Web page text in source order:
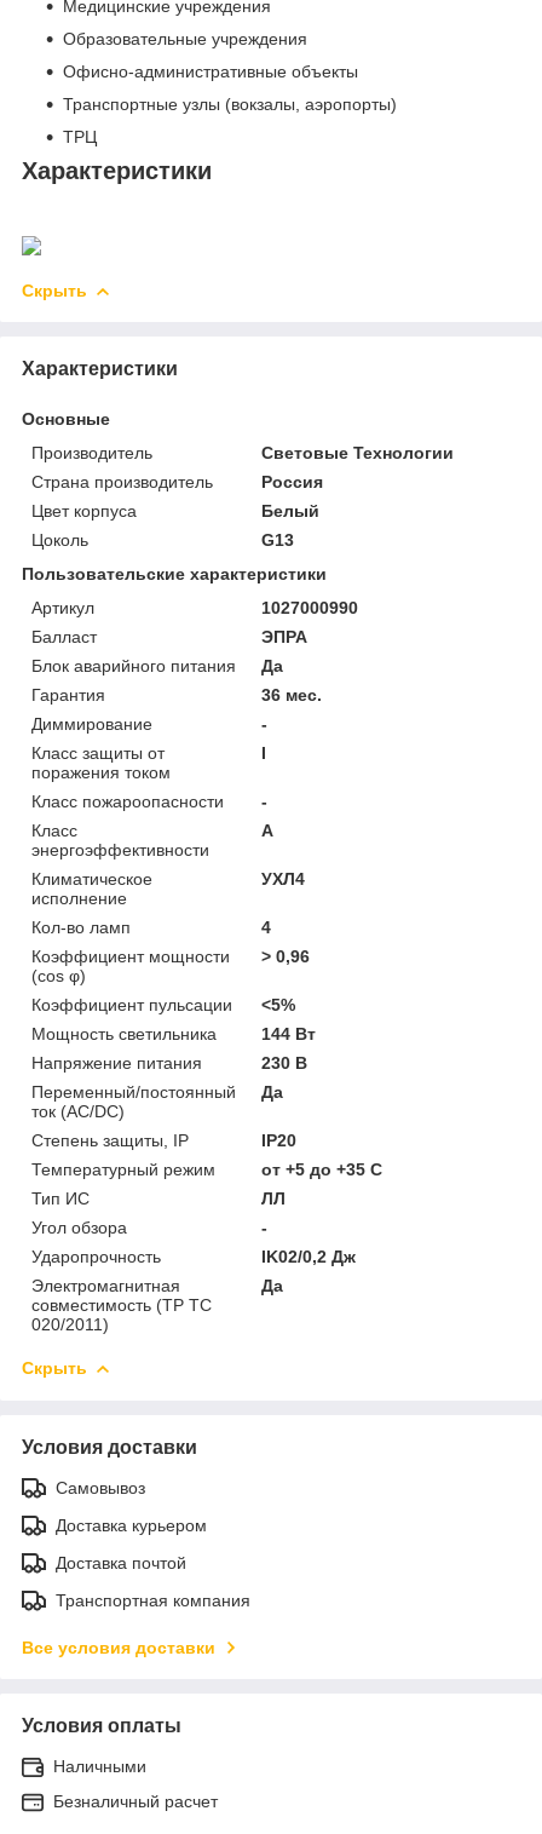
Медицинские учреждения
Образовательные учреждения
Офисно-административные объекты
Транспортные узлы (вокзалы, аэропорты)
ТРЦ
Характеристики
Скрыть
Характеристики
Основные
Производитель
Световые Технологии
Страна производитель
Россия
Цвет корпуса
Белый
Цоколь
G13
Пользовательские характеристики
Артикул
1027000990
Балласт
ЭПРА
Блок аварийного питания
Да
Гарантия
36 мес.
Диммирование
-
Класс защиты от
поражения током
I
Класс пожароопасности
-
Класс
энергоэффективности
A
Климатическое
исполнение
УХЛ4
Кол-во ламп
4
Коэффициент мощности
(cos φ)
> 0,96
Коэффициент пульсации
<5%
Мощность светильника
144 Вт
Напряжение питания
230 В
Переменный/постоянный
ток (AC/DC)
Да
Степень защиты, IP
IP20
Температурный режим
от +5 до +35 C
Тип ИС
ЛЛ
Угол обзора
-
Ударопрочность
IK02/0,2 Дж
Электромагнитная
совместимость (ТР ТС
020/2011)
Да
Скрыть
Условия доставки
Самовывоз
Доставка курьером
Доставка почтой
Транспортная компания
Все условия доставки
Условия оплаты
Наличными
Безналичный расчет